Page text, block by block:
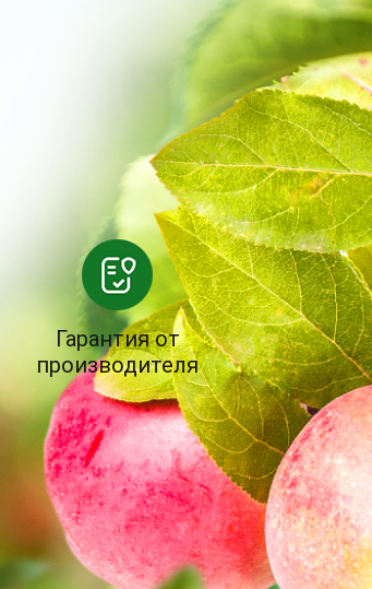
Гарантия от
производителя